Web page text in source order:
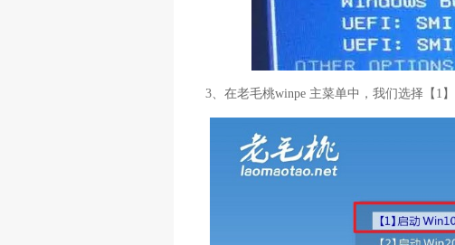
3、在老毛桃winpe 主菜单中，我们选择【1